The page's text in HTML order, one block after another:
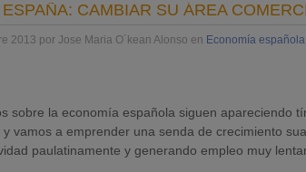
CAMBIAR SU ÁREA
2013 por Jose Maria O´kean Alonso en Economía española
sobre la economía española siguen apareciendo
vamos a emprender una senda de crecimiento
paulatinamente y generando empleo muy